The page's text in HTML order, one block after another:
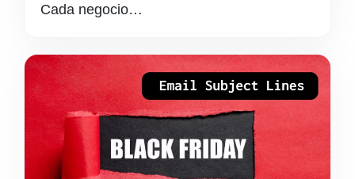
Cada negocio…